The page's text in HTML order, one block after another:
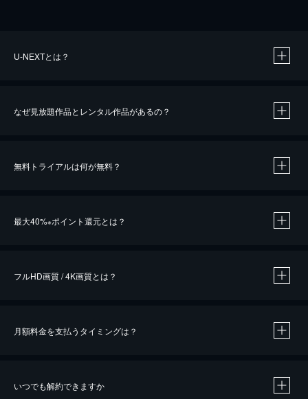
U-NEXTとは？
なぜ見放題作品とレンタル作品があるの？
無料トライアルは何が無料？
最大40%※ポイント還元とは？
※40％ポイント還元の対象は、クレジットカード決済による作品の購入 / レンタルです。
フルHD画質 / 4K画質とは？
月額料金を支払うタイミングは？
いつでも解約できますか